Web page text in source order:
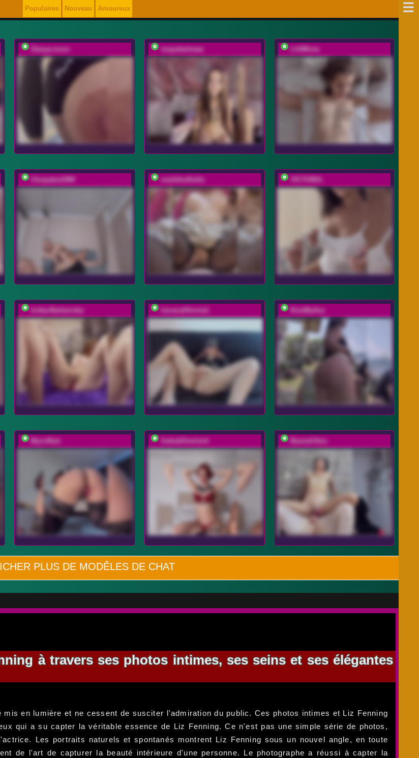
Populaires Nouveau Amoureux
Stasya-moor mayadashaaa LilitMuse
Cleopatra1990 markAndhella VICTORIA_
Iriska-Barbariska luizacalifornia1 KissMyAss
Myro4ka1 SukubOverlord BuenaVibra
PLUS DE MODÊLES DE CHAT
à travers ses photos intimes, ses seins et ses élégantes
en lumière et ne cessent de susciter l'admiration du public. Ces photos intimes et Liz Fenning
qui a su capter la véritable essence de Liz Fenning. Ce n'est pas une simple série de photos,
Les portraits naturels et spontanés montrent Liz Fenning sous un nouvel angle, en toute
de l'art de capturer la beauté intérieure d'une personne. Le photographe a réussi à capter la